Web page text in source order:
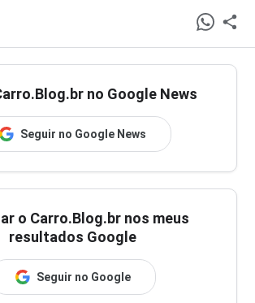
no Google News
Seguir no Google News
o Carro.Blog.br nos meus
resultados Google
Seguir no Google